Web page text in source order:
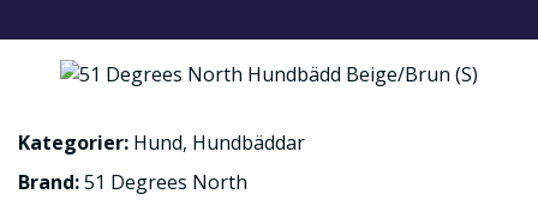
Kategorier: Hund, Hundbäddar
Brand:51 Degrees North